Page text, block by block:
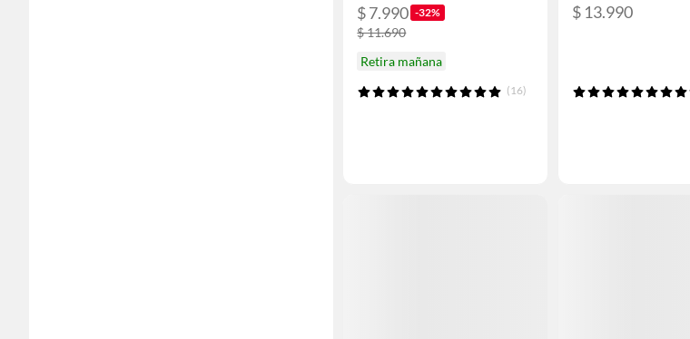
$ 7.990 -32%
$ 11.690
Retira mañana
(16)
$ 13.990